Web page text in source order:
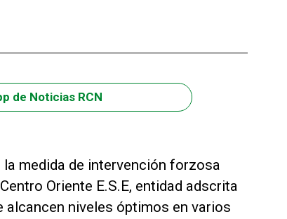
de Noticias RCN
medida de intervención forzosa
Oriente E.S.E, entidad adscrita
alcancen niveles óptimos en varios